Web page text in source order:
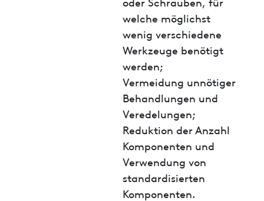
welche möglichst
wenig verschiedene
Werkzeuge benötigt
werden;
Vermeidung unnötiger
Behandlungen und
Veredelungen;
Reduktion der Anzahl
Komponenten und
Verwendung von
standardisierten
Komponenten.